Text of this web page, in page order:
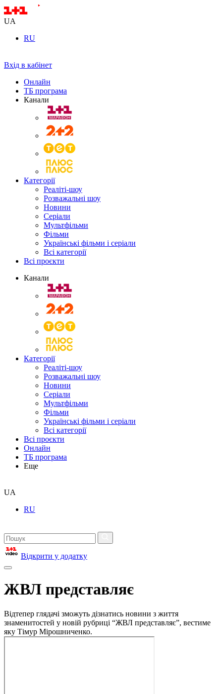
UA
RU
Вхід в кабінет
Онлайн
ТБ програма
Канали
Категорії
Реаліті-шоу
Розважальні шоу
Новини
Серіали
Мультфільми
Фільми
Українські фільми і серіали
Всі категорії
Всі проєкти
Канали
Категорії
Реаліті-шоу
Розважальні шоу
Новини
Серіали
Мультфільми
Фільми
Українські фільми і серіали
Всі категорії
Всі проєкти
Онлайн
ТБ програма
Еще
UA
RU
Відкрити у додатку
ЖВЛ представляє
Відтепер глядачі зможуть дізнатись новини з життя
знаменитостей у новій рубриці “ЖВЛ представляє”, вестиме
яку Тімур Мірошниченко.